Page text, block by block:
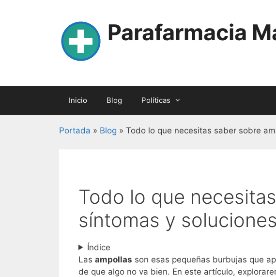
Parafarmacia
Inicio Blog Políticas
Portada » Blog » Todo lo que necesitas saber sobre
Todo lo que
síntomas y
Índice
Las ampollas son esas pequeñas burbujas que
de que algo no va bien. En este artículo,